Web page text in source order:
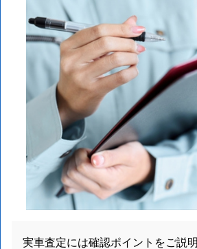
実車査定には確認ポイントをご説